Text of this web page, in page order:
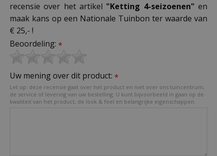
recensie over het artikel "Ketting 4-seizoenen" en
maak kans op een Nationale Tuinbon ter waarde van
€ 25,- !
Beoordeling: *
Uw mening over dit product: *
Let op: deze recensie gaat over het product en niet over ons tuincentrum,
de service of levering van uw bestelling. U kunt bijvoorbeeld in gaan op de
kwaliteit van het product, de look & feel en belangrijke eigenschappen.